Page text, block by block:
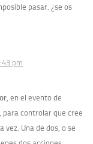
pasar. ¿se os
pm
, en el evento de
, para controlar que cree
vez. Una de dos, o se